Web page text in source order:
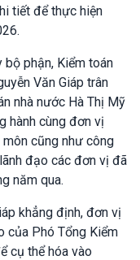
tiết để thực hiện
phận, Kiểm toán
Văn Giáp trân
nhà nước Hà Thị Mỹ
hành cùng đơn vị
cũng như công
đạo các đơn vị đã
năm qua.
khẳng định, đơn vị
của Phó Tổng Kiểm
cụ thể hóa vào